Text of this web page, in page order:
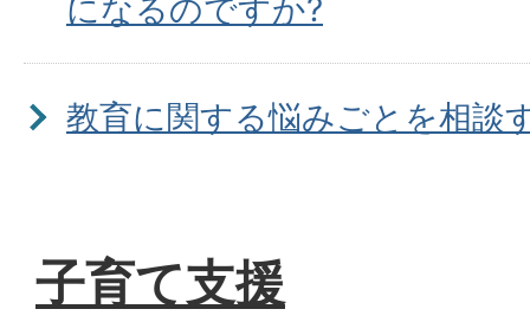
になるのですか?
教育に関する悩みごとを相談
子どもが学校でいじめを受け
子育て支援